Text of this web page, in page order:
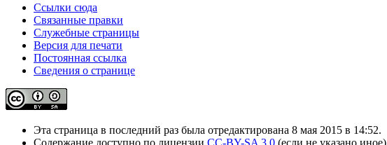
Ссылки сюда
Связанные правки
Служебные страницы
Версия для печати
Постоянная ссылка
Сведения о странице
Эта страница в последний раз была отредактирована 8 мая 2015 в 14:52.
Содержание доступно по лицензии CC-BY-SA 3.0 (если не указано иное).